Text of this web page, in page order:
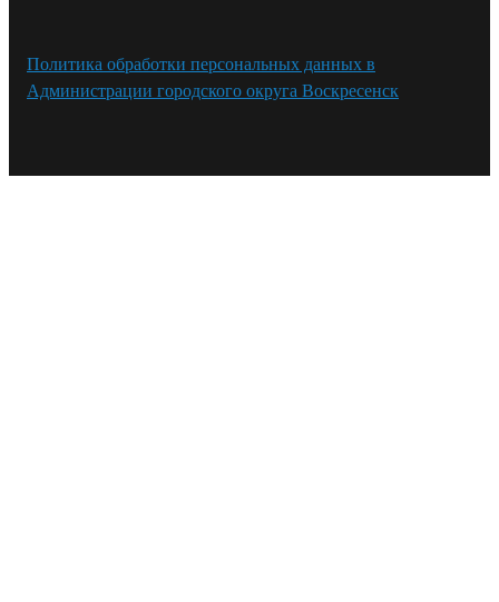
Политика обработки персональных данных в
Администрации городского округа Воскресенск